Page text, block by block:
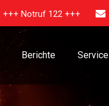
+++ Notruf 122 +++
Berichte Service